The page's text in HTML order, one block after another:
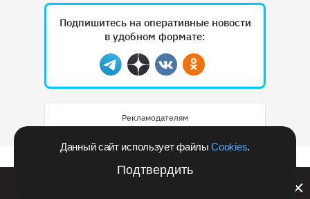
Данный сайт использует файлыCookies.
Подтвердить
Подпишитесь на оперативные новости
в удобном формате:
Telegram
ДзенВконтактеОдноклассники
Рекламодателям
Билайн запустил в Кемеровской области акцию с